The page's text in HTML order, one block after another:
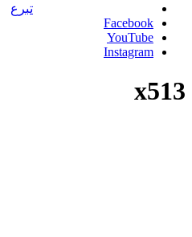
تبرع
Facebook
YouTube
Instagram
x513